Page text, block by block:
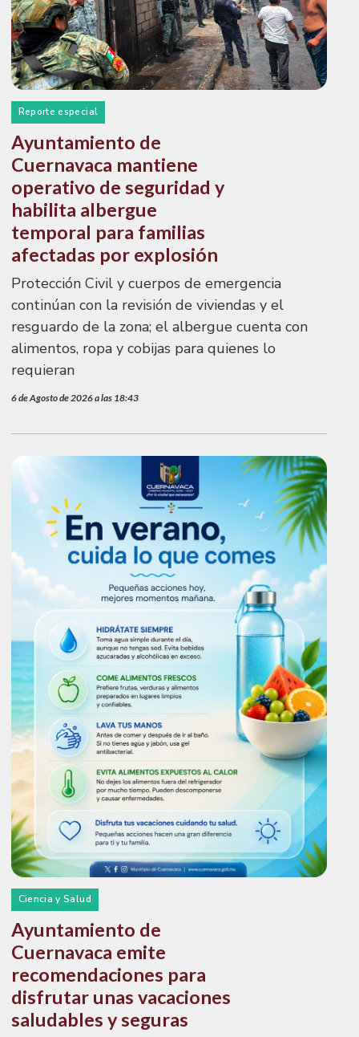
Reporte especial
Ayuntamiento de
Cuernavaca mantiene
operativo de seguridad y
habilita albergue
temporal para familias
afectadas por explosión
Protección Civil y cuerpos de emergencia
continúan con la revisión de viviendas y el
resguardo de la zona; el albergue cuenta con
alimentos, ropa y cobijas para quienes lo
requieran
6 de Agosto de 2026 a las 18:43
Ciencia y Salud
Ayuntamiento de
Cuernavaca emite
recomendaciones para
disfrutar unas vacaciones
saludables y seguras